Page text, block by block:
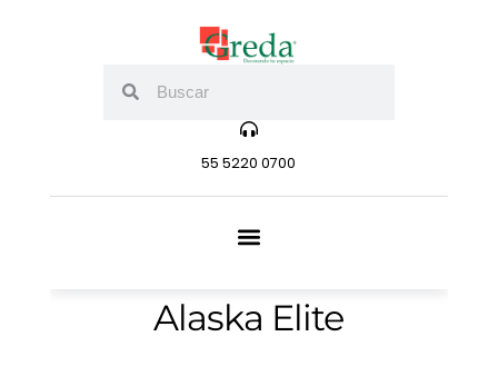
55 5220 0700
Alaska Elite